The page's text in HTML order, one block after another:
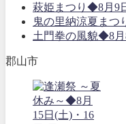
萩姫まつり◆8月9
鬼の里納涼夏まつ
土門拳の風貌◆8月
郡山市